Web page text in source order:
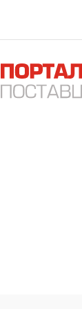
Подставки для
Промо
Антистрессы